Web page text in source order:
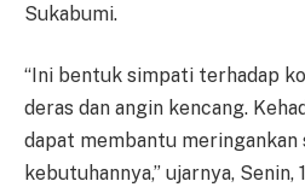
Sukabumi.
“Ini bentuk simpati terhadap
deras dan angin kencang.
dapat membantu meringankan
kebutuhannya,” ujarnya, Senin,